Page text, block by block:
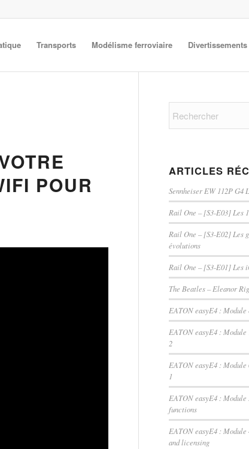
Transports Modélisme ferroviaire Divertissements
POUR
ARTICLES
Sennheiser EW 112P
Rail One – [S3-E03] Les
Rail One – [S3-E02] Les
évolutions
Rail One – [S3-E01] Les
The Beatles – Eleanor
EATON easyE4 :
EATON easyE4 :
2
EATON easyE4 :
1
EATON easyE4 : Module
functions
EATON easyE4 :
and licensing